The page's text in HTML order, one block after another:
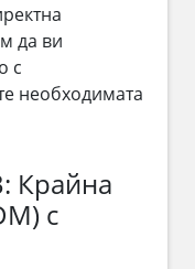
да ви
с
необходимата
Крайна
с